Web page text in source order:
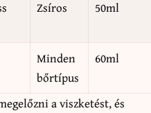
Zsíros 50ml
Minden
bőrtípus
60ml
a viszketést, és